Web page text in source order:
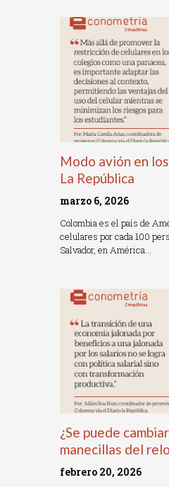
Modo avión en
La República
marzo 6, 2026
Colombia es el país de
celulares por cada 100
Salvador, en América…
¿Se puede
manecillas del
febrero 20, 2026